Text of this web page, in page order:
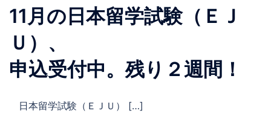
11月の日本留学試験（ＥＪ
Ｕ）、
申込受付中。残り２週間！
日本留学試験（ＥＪＵ） […]